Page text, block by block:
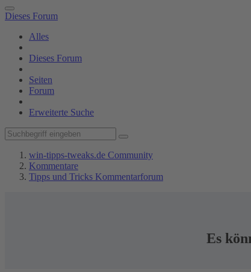
Dieses Forum
Alles
Dieses Forum
Seiten
Forum
Erweiterte Suche
win-tipps-tweaks.de Community
Kommentare
Tipps und Tricks Kommentarforum
Es